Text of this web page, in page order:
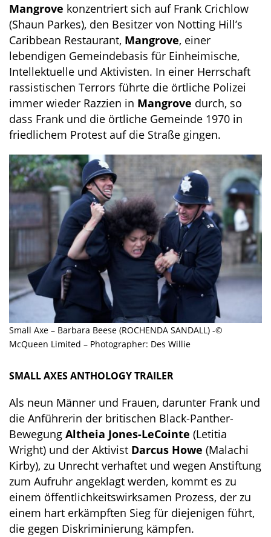
Mangrove konzentriert sich auf Frank Crichlow
(Shaun Parkes), den Besitzer von Notting Hill’s
Caribbean Restaurant, Mangrove, einer
lebendigen Gemeindebasis für Einheimische,
Intellektuelle und Aktivisten. In einer Herrschaft
rassistischen Terrors führte die örtliche Polizei
immer wieder Razzien in Mangrove durch, so
dass Frank und die örtliche Gemeinde 1970 in
friedlichem Protest auf die Straße gingen.
Small Axe – Barbara Beese (ROCHENDA SANDALL) -©
McQueen Limited – Photographer: Des Willie
SMALL AXES ANTHOLOGY TRAILER
Als neun Männer und Frauen, darunter Frank und
die Anführerin der britischen Black-Panther-
Bewegung Altheia Jones-LeCointe (Letitia
Wright) und der Aktivist Darcus Howe (Malachi
Kirby), zu Unrecht verhaftet und wegen Anstiftung
zum Aufruhr angeklagt werden, kommt es zu
einem öffentlichkeitswirksamen Prozess, der zu
einem hart erkämpften Sieg für diejenigen führt,
die gegen Diskriminierung kämpfen.